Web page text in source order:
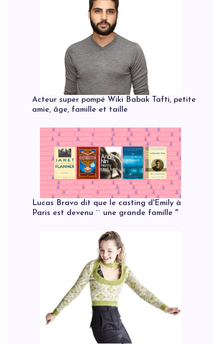
Acteur super pompé Wiki Babak Tafti, petite
amie, âge, famille et taille
Lucas Bravo dit que le casting d'Emily à
Paris est devenu `` une grande famille ''